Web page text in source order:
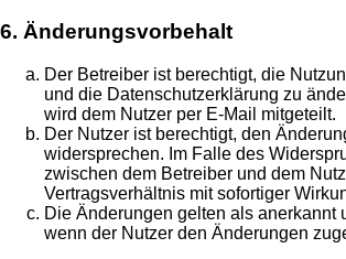
6. Änderungsvorbehalt
Der Betreiber ist berechtigt, die
und die Datenschutzerklärung zu
wird dem Nutzer per E-Mail mitgeteilt.
Der Nutzer ist berechtigt, den
widersprechen. Im Falle des
zwischen dem Betreiber und dem
Vertragsverhältnis mit sofortiger
Die Änderungen gelten als anerkannt
wenn der Nutzer den Änderungen